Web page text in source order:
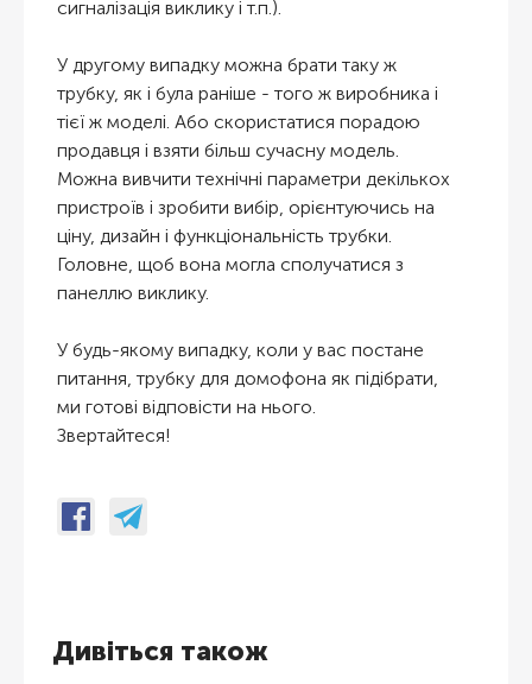
сигналізація виклику і т.п.).
У другому випадку можна брати таку ж
трубку, як і була раніше - того ж виробника і
тієї ж моделі. Або скористатися порадою
продавця і взяти більш сучасну модель.
Можна вивчити технічні параметри декількох
пристроїв і зробити вибір, орієнтуючись на
ціну, дизайн і функціональність трубки.
Головне, щоб вона могла сполучатися з
панеллю виклику.
У будь-якому випадку, коли у вас постане
питання, трубку для домофона як підібрати,
ми готові відповісти на нього.
Звертайтеся!
Дивіться також